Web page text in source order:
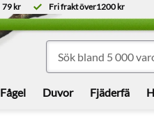
79 kr Fri frakt över1200 kr
Fågel Duvor Fjäderfä